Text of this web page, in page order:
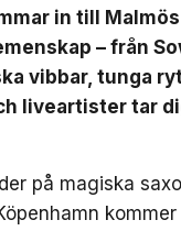
in till
– från
vibbar, tunga
liveartister tar
på magiska